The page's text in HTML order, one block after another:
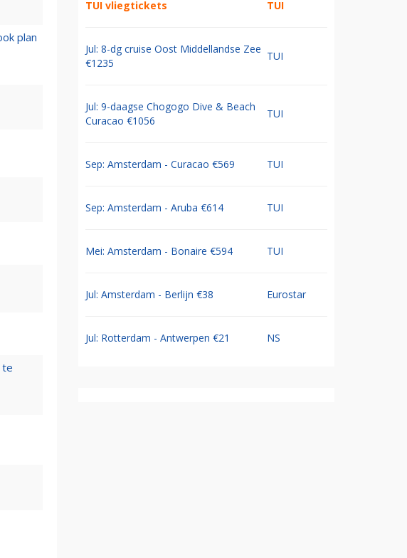
plan
te
TUI vliegtickets TUI
Jul: 8-dg cruise Oost Middellandse Zee
€1235
TUI
Jul: 9-daagse Chogogo Dive & Beach
Curacao €1056
TUI
Sep: Amsterdam - Curacao €569 TUI
Sep: Amsterdam - Aruba €614 TUI
Mei: Amsterdam - Bonaire €594 TUI
Jul: Amsterdam - Berlijn €38 Eurostar
Jul: Rotterdam - Antwerpen €21 NS